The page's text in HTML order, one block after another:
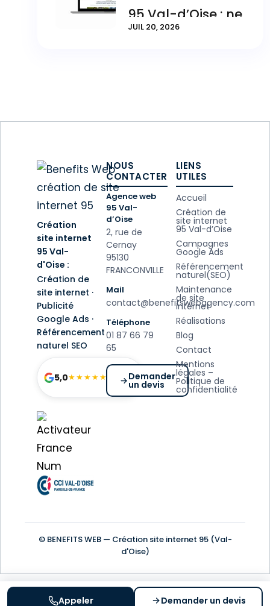
Appeler Demander un devis
95 Val-d’Oise : ne
plus dépendre
JUIL 20, 2026
Création
site internet
95 Val-
d'Oise :
Création de
site internet ·
Publicité
Google Ads ·
Référencement
naturel SEO
5,0★★★★★
54 avis
Google
NOUS
CONTACTER
Agence web
95 Val-
d’Oise
2, rue de
Cernay
95130
FRANCONVILLE
Mail
contact@benefitswebagency.com
Téléphone
01 87 66 79
65
Demander
un devis
LIENS
UTILES
Accueil
Création de
site internet
95 Val-d’Oise
Campagnes
Google Ads
Référencement
naturel(SEO)
Maintenance
de site
internet
Réalisations
Blog
Contact
Mentions
légales –
Politique de
confidentialité
© BENEFITS WEB — Création site internet 95 (Val-
d'Oise)